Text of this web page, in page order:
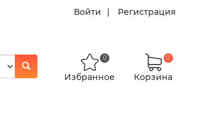
Войти Регистрация
Избранное
0
Корзина
0